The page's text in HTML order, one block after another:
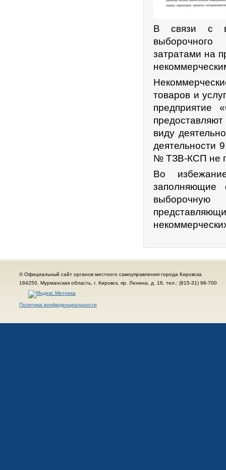
В связи с
выборочного
затратами на
товаров и
предприятие
виду
деятельности
№ ТЗВ-КСП не
Во
выборочную
© Официальный сайт органов местного самоуправления города Кировска
184250, Мурманская область, г. Кировск, пр. Ленина, д. 16, тел.: (815-31) 98-700
Политика конфиденциальности